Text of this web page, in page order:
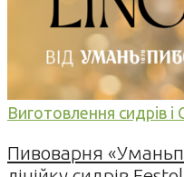
Виготовлення сидрів і
Пивоварня